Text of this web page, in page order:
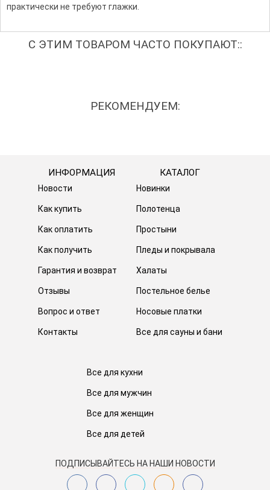
практически не требуют глажки.
С ЭТИМ ТОВАРОМ ЧАСТО ПОКУПАЮТ::
РЕКОМЕНДУЕМ:
ИНФОРМАЦИЯ
Новости
Как купить
Как оплатить
Как получить
Гарантия и возврат
Отзывы
Вопрос и ответ
Контакты
КАТАЛОГ
Новинки
Полотенца
Простыни
Пледы и покрывала
Халаты
Постельное белье
Носовые платки
Все для сауны и бани
Все для кухни
Все для мужчин
Все для женщин
Все для детей
ПОДПИСЫВАЙТЕСЬ НА НАШИ НОВОСТИ